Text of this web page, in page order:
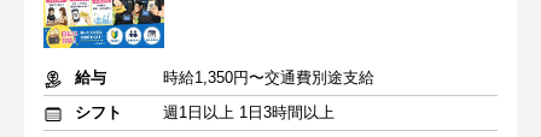
給与
時給1,350円〜交通費別途支給
シフト
週1日以上 1日3時間以上